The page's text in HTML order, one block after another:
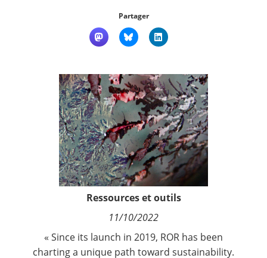
Qui sommes nous ?
Nous suivre
Partager
Ressources et outils
11/10/2022
« Since its launch in 2019, ROR has been
charting a unique path toward sustainability.